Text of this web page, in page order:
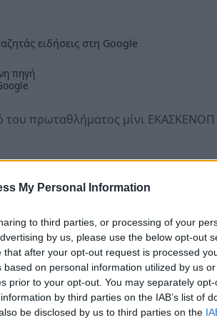
My Personal Information
to third parties, or processing of your
by us, please use the below opt-out
after your opt-out request is processed
on personal information utilized by us
prior to your opt-out. You may separately
by third parties on the IAB’s list of
be disclosed by us to third parties on the
ειδήσεις στη Google
πηγή
του πρωταθλήματος μίνι ΕΚΑΣΚΕΝΟΠ
στην τελευταία
ημέρα πριν τον
5/7, με έπαθλο τη
κατηγορίας μίνι